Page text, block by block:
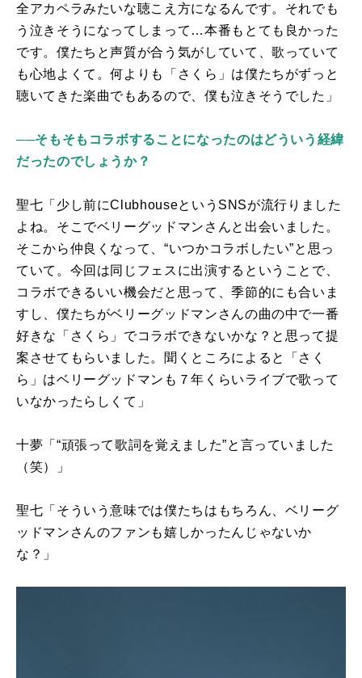
全アカペラみたいな聴こえ方になるんです。それでも
う泣きそうになってしまって…本番もとても良かった
です。僕たちと声質が合う気がしていて、歌っていて
も心地よくて。何よりも「さくら」は僕たちがずっと
聴いてきた楽曲でもあるので、僕も泣きそうでした」
──そもそもコラボすることになったのはどういう経緯
だったのでしょうか？
聖七「少し前にClubhouseという SNSが流行りました
よね。そこでベリーグッドマンさんと出会いました。
そこから仲良くなって、“いつかコラボしたい”と思っ
ていて。今回は同じフェスに出演するということで、
コラボできるいい機会だと思って、季節的にも合いま
すし、僕たちがベリーグッドマンさんの曲の中で一番
好きな「さくら」でコラボできないかな？と思って提
案させてもらいました。聞くところによると「さく
ら」はベリーグッドマンも７年くらいライブで歌って
いなかったらしくて」
十夢「“頑張って歌詞を覚えました”と言っていました
（笑）」
聖七「そういう意味では僕たちはもちろん、ベリーグ
ッドマンさんのファンも嬉しかったんじゃないか
な？」